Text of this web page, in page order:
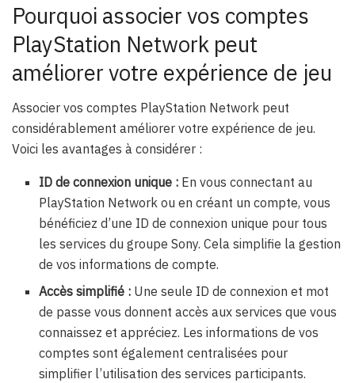
Pourquoi associer vos comptes
PlayStation Network peut
améliorer votre expérience de jeu
Associer vos comptes PlayStation Network peut
considérablement améliorer votre expérience de jeu.
Voici les avantages à considérer :
ID de connexion unique : En vous connectant au
PlayStation Network ou en créant un compte, vous
bénéficiez d’une ID de connexion unique pour tous
les services du groupe Sony. Cela simplifie la gestion
de vos informations de compte.
Accès simplifié : Une seule ID de connexion et mot
de passe vous donnent accès aux services que vous
connaissez et appréciez. Les informations de vos
comptes sont également centralisées pour
simplifier l’utilisation des services participants.